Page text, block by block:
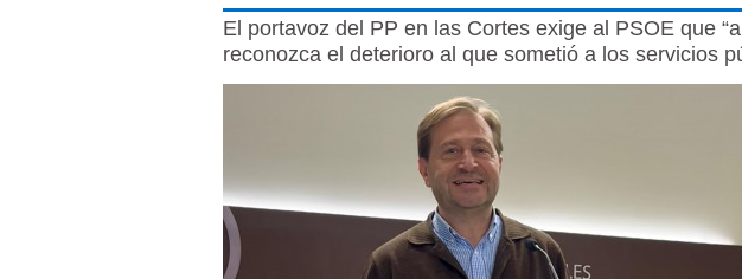
El portavoz del PP en las Cortes exige al PSOE que
reconozca el deterioro al que sometió a los servicios